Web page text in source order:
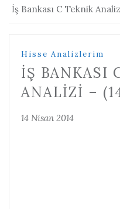
İş Bankası C Teknik
Hisse Analizlerim
İŞ BANKASI
ANALIZI –
14 Nisan 2014